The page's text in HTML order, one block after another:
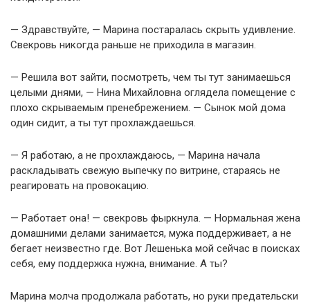
— Здравствуйте, — Марина постаралась скрыть удивление.
Свекровь никогда раньше не приходила в магазин.
— Решила вот зайти, посмотреть, чем ты тут занимаешься
целыми днями, — Нина Михайловна оглядела помещение с
плохо скрываемым пренебрежением. — Сынок мой дома
один сидит, а ты тут прохлаждаешься.
— Я работаю, а не прохлаждаюсь, — Марина начала
раскладывать свежую выпечку по витрине, стараясь не
реагировать на провокацию.
— Работает она! — свекровь фыркнула. — Нормальная жена
домашними делами занимается, мужа поддерживает, а не
бегает неизвестно где. Вот Лешенька мой сейчас в поисках
себя, ему поддержка нужна, внимание. А ты?
Марина молча продолжала работать, но руки предательски